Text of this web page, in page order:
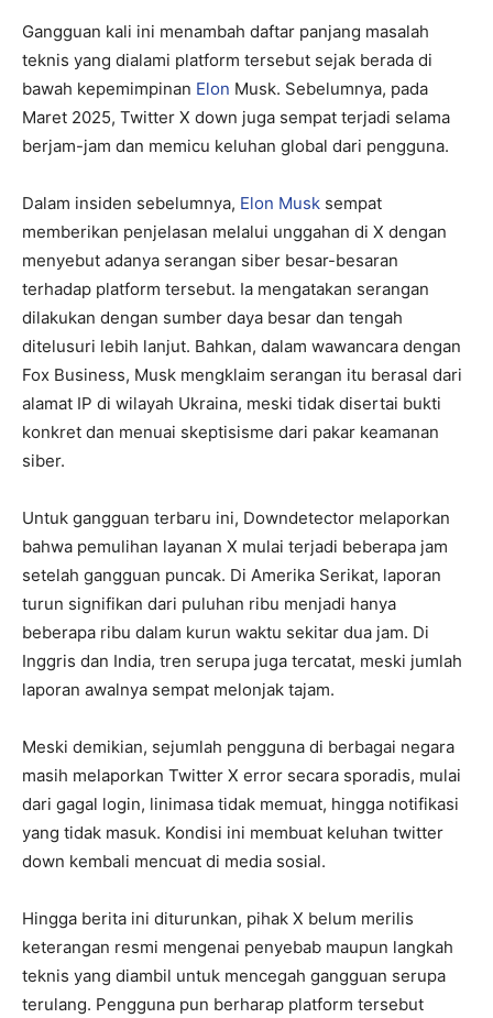
Gangguan kali ini menambah daftar panjang masalah
teknis yang dialami platform tersebut sejak berada di
bawah kepemimpinan Elon Musk. Sebelumnya, pada
Maret 2025, Twitter X down juga sempat terjadi selama
berjam-jam dan memicu keluhan global dari pengguna.
Dalam insiden sebelumnya, Elon Musk sempat
memberikan penjelasan melalui unggahan di X dengan
menyebut adanya serangan siber besar-besaran
terhadap platform tersebut. Ia mengatakan serangan
dilakukan dengan sumber daya besar dan tengah
ditelusuri lebih lanjut. Bahkan, dalam wawancara dengan
Fox Business, Musk mengklaim serangan itu berasal dari
alamat IP di wilayah Ukraina, meski tidak disertai bukti
konkret dan menuai skeptisisme dari pakar keamanan
siber.
Untuk gangguan terbaru ini, Downdetector melaporkan
bahwa pemulihan layanan X mulai terjadi beberapa jam
setelah gangguan puncak. Di Amerika Serikat, laporan
turun signifikan dari puluhan ribu menjadi hanya
beberapa ribu dalam kurun waktu sekitar dua jam. Di
Inggris dan India, tren serupa juga tercatat, meski jumlah
laporan awalnya sempat melonjak tajam.
Meski demikian, sejumlah pengguna di berbagai negara
masih melaporkan Twitter X error secara sporadis, mulai
dari gagal login, linimasa tidak memuat, hingga notifikasi
yang tidak masuk. Kondisi ini membuat keluhan twitter
down kembali mencuat di media sosial.
Hingga berita ini diturunkan, pihak X belum merilis
keterangan resmi mengenai penyebab maupun langkah
teknis yang diambil untuk mencegah gangguan serupa
terulang. Pengguna pun berharap platform tersebut